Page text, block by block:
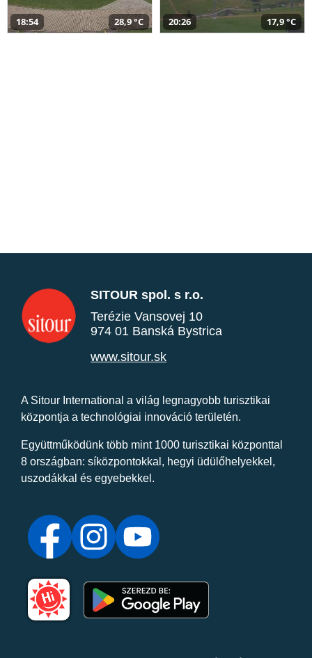
18:54 28,9 °C 20:26 17,9 °C
SITOUR spol. s r.o.
Terézie Vansovej 10
974 01 Banská Bystrica
www.sitour.sk
A Sitour International a világ legnagyobb turisztikai
központja a technológiai innováció területén.
Együttműködünk több mint 1000 turisztikai központtal
8 országban: síközpontokkal, hegyi üdülőhelyekkel,
uszodákkal és egyebekkel.